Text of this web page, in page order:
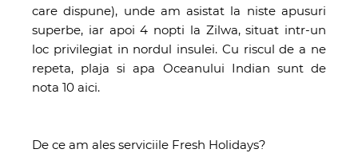
care dispune), unde am asistat la niste apusuri
superbe, iar apoi 4 nopti la Zilwa, situat intr-un
loc privilegiat in nordul insulei. Cu riscul de a ne
repeta, plaja si apa Oceanului Indian sunt de
nota 10 aici.
De ce am ales serviciile Fresh Holidays?